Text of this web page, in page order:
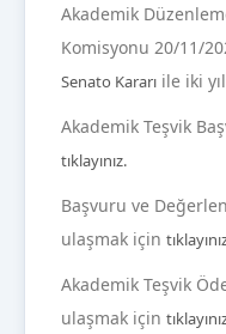
Akademik
Komisyonu 20/11/
Senato Kararı ile iki
Akademik Teşvik
tıklayınız.
Başvuru ve
ulaşmak için
Akademik Teşvik
ulaşmak için